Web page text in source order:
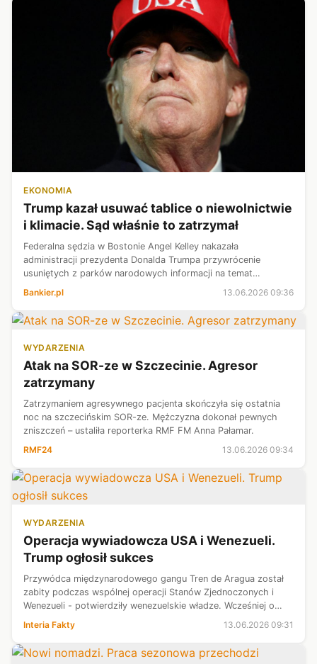
EKONOMIA
Trump kazał usuwać tablice o niewolnictwie
i klimacie. Sąd właśnie to zatrzymał
Federalna sędzia w Bostonie Angel Kelley nakazała
administracji prezydenta Donalda Trumpa przywrócenie
usuniętych z parków narodowych informacji na temat
społeczności. Uznała działania rządu za...
Bankier.pl 13.06.2026 09:36
WYDARZENIA
Atak na SOR-ze w Szczecinie. Agresor
zatrzymany
Zatrzymaniem agresywnego pacjenta skończyła się ostatnia
noc na szczecińskim SOR-ze. Mężczyzna dokonał pewnych
zniszczeń – ustaliła reporterka RMF FM Anna Pałamar.
RMF24
13.06.2026 09:34
WYDARZENIA
Operacja wywiadowcza USA i Wenezueli.
Trump ogłosił sukces
Przywódca międzynarodowego gangu Tren de Aragua został
zabity podczas wspólnej operacji Stanów Zjednoczonych i
Wenezueli - potwierdziły wenezuelskie władze. Wcześniej o
"Szybkie i śmiercionośne uder...
Interia Fakty 13.06.2026 09:31